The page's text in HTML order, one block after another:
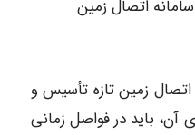
اتصال زمین
اتصال زمین تازه تأسیس و
آن، باید در فواصل زمانی